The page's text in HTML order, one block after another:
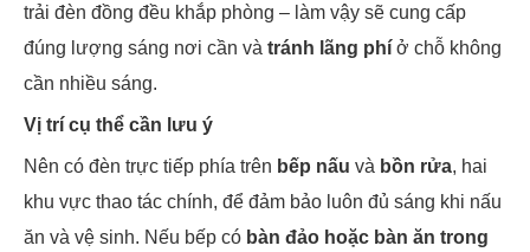
trải đèn đồng đều khắp phòng – làm vậy sẽ cung cấp
đúng lượng sáng nơi cần và tránh lãng phí ở chỗ không
cần nhiều sáng.
Vị trí cụ thể cần lưu ý
Nên có đèn trực tiếp phía trên bếp nấu và bồn rửa, hai
khu vực thao tác chính, để đảm bảo luôn đủ sáng khi nấu
ăn và vệ sinh. Nếu bếp có bàn đảo hoặc bàn ăn trong